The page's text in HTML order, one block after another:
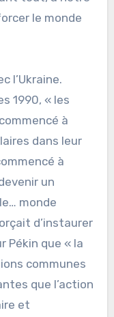
le monde
l’Ukraine.
1990, « les
à
dans leur
à
un
monde
d’instaurer
Pékin que « la
communes
que l’action
et